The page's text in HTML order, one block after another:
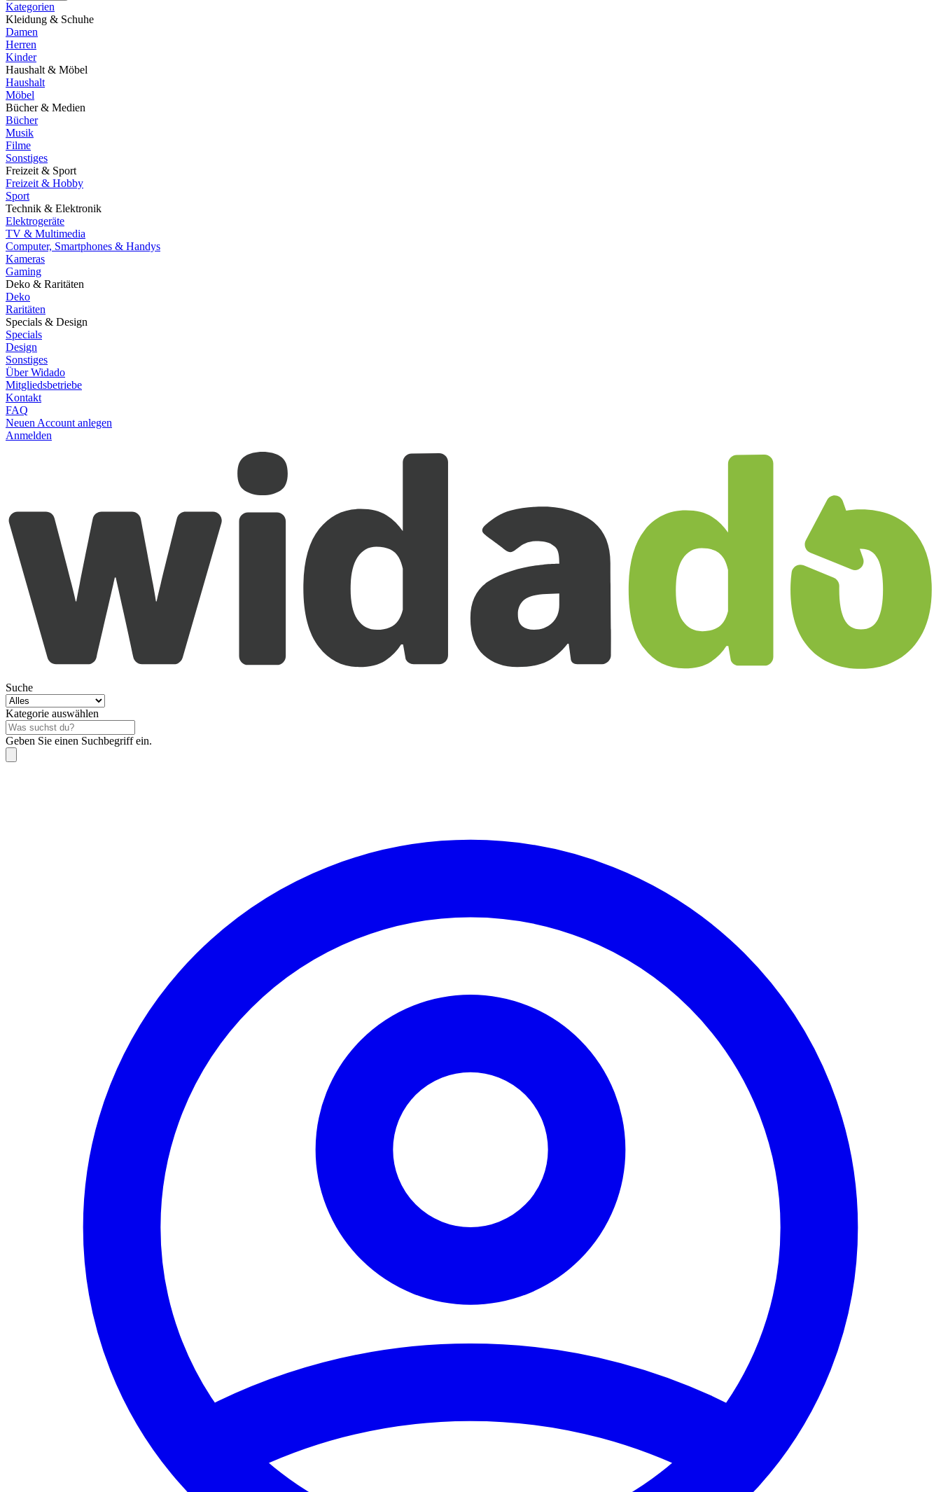
Kategorien
Kleidung & Schuhe
Damen
Herren
Kinder
Haushalt & Möbel
Haushalt
Möbel
Bücher & Medien
Bücher
Musik
Filme
Sonstiges
Freizeit & Sport
Freizeit & Hobby
Sport
Technik & Elektronik
Elektrogeräte
TV & Multimedia
Computer, Smartphones & Handys
Kameras
Gaming
Deko & Raritäten
Deko
Raritäten
Specials & Design
Specials
Design
Sonstiges
Über Widado
Mitgliedsbetriebe
Kontakt
FAQ
Neuen Account anlegen
Anmelden
Suche
Kategorie auswählen
Geben Sie einen Suchbegriff ein.